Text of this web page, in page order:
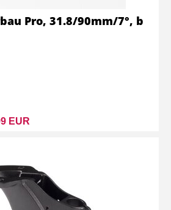
EUR
Pro, 31.8/90mm/7°, b